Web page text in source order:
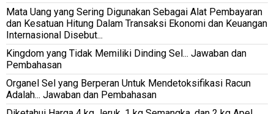
Mata Uang yang Sering Digunakan Sebagai Alat Pembayaran
dan Kesatuan Hitung Dalam Transaksi Ekonomi dan Keuangan
Internasional Disebut...
Kingdom yang Tidak Memiliki Dinding Sel... Jawaban dan
Pembahasan
Organel Sel yang Berperan Untuk Mendetoksifikasi Racun
Adalah... Jawaban dan Pembahasan